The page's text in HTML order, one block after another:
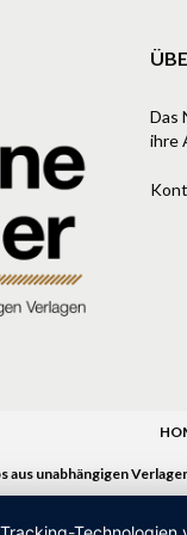
Das
ihre
aus unabhängigen